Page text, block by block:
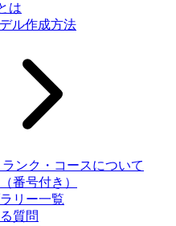
は
ル作成方法
ンク・コースについて
番号付き）
リー一覧
質問